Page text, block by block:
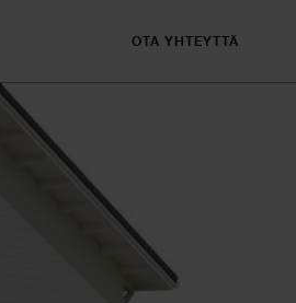
OTA YHTEYTTÄ